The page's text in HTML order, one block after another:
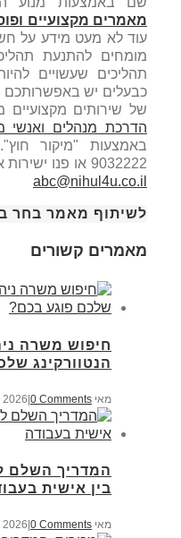
מאמרים מקצועיים
עוד לא מעט מידע על
מומחים להתנעת
תהליכים שעשויים
כבעלים יש באפשרותכם
של שירותים מקצועיים
הדרכת מנהלים ואנשי
9032222 או פנו ישירות אלי 0544814332 או שלחו מייל:
abc@nihul4u.co.il
לשיתוף מאמר בחר
מאמרים קשורים
חיפוש משרה
הנטוורקינג
מאי 11th, 2026 |0 Comments
המדריך השלם
בין אישית
מאי 4th, 2026 0 Comments